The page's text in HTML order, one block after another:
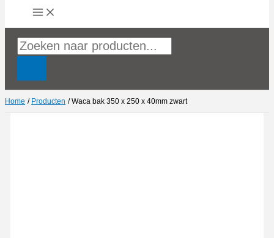
Producten
Home Producten Waca bak 350 x 250 x 40mm zwart